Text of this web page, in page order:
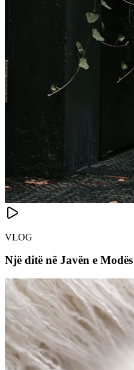
VLOG
Një ditë në Javën e